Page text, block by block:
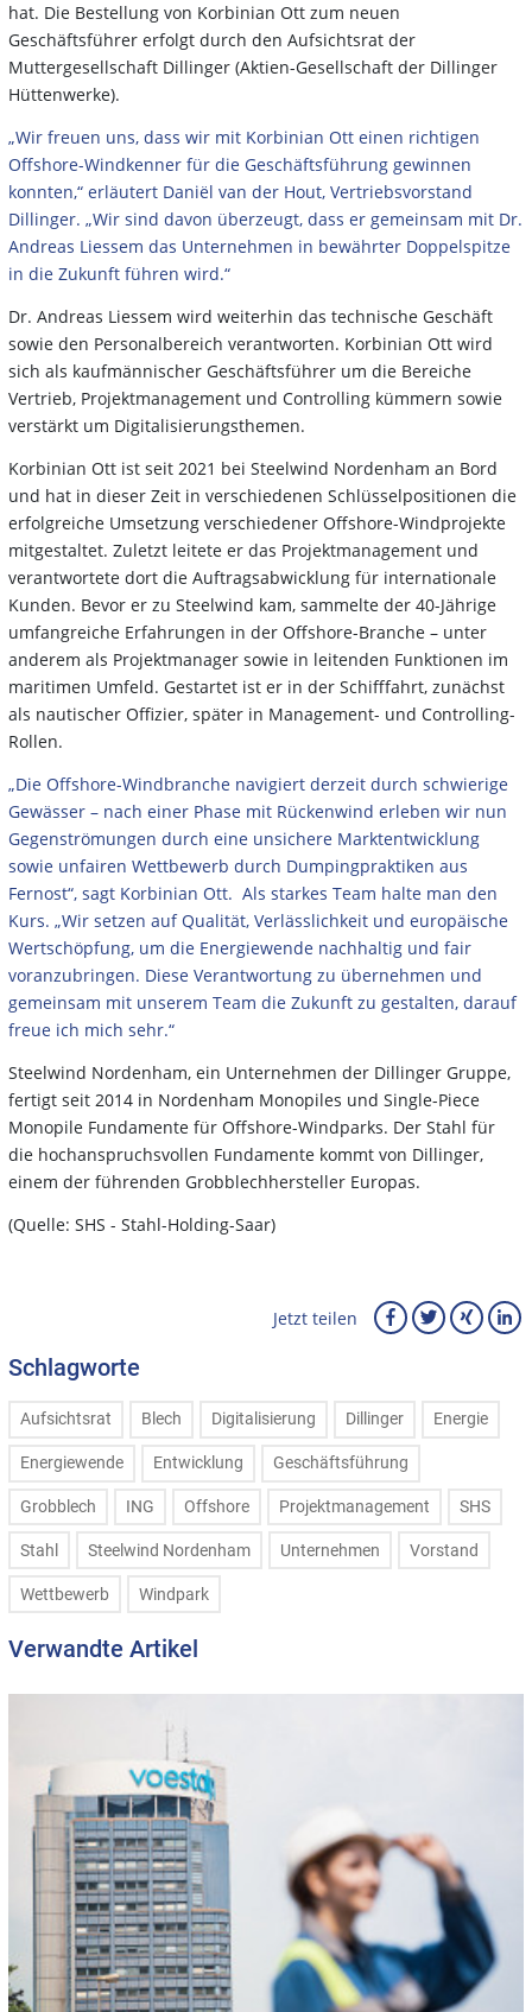
hat. Die Bestellung von Korbinian Ott zum neuen
Geschäftsführer erfolgt durch den Aufsichtsrat der
Muttergesellschaft Dillinger (Aktien-Gesellschaft der Dillinger
Hüttenwerke).
„Wir freuen uns, dass wir mit Korbinian Ott einen richtigen
Offshore-Windkenner für die Geschäftsführung gewinnen
konnten,“ erläutert Daniël van der Hout, Vertriebsvorstand
Dillinger. „Wir sind davon überzeugt, dass er gemeinsam mit Dr.
Andreas Liessem das Unternehmen in bewährter Doppelspitze
in die Zukunft führen wird.“
Dr. Andreas Liessem wird weiterhin das technische Geschäft
sowie den Personalbereich verantworten. Korbinian Ott wird
sich als kaufmännischer Geschäftsführer um die Bereiche
Vertrieb, Projektmanagement und Controlling kümmern sowie
verstärkt um Digitalisierungsthemen.
Korbinian Ott ist seit 2021 bei Steelwind Nordenham an Bord
und hat in dieser Zeit in verschiedenen Schlüsselpositionen die
erfolgreiche Umsetzung verschiedener Offshore-Windprojekte
mitgestaltet. Zuletzt leitete er das Projektmanagement und
verantwortete dort die Auftragsabwicklung für internationale
Kunden. Bevor er zu Steelwind kam, sammelte der 40-Jährige
umfangreiche Erfahrungen in der Offshore-Branche – unter
anderem als Projektmanager sowie in leitenden Funktionen im
maritimen Umfeld. Gestartet ist er in der Schifffahrt, zunächst
als nautischer Offizier, später in Management- und Controlling-
Rollen.
„Die Offshore-Windbranche navigiert derzeit durch schwierige
Gewässer – nach einer Phase mit Rückenwind erleben wir nun
Gegenströmungen durch eine unsichere Marktentwicklung
sowie unfairen Wettbewerb durch Dumpingpraktiken aus
Fernost“, sagt Korbinian Ott. Als starkes Team halte man den
Kurs. „Wir setzen auf Qualität, Verlässlichkeit und europäische
Wertschöpfung, um die Energiewende nachhaltig und fair
voranzubringen. Diese Verantwortung zu übernehmen und
gemeinsam mit unserem Team die Zukunft zu gestalten, darauf
freue ich mich sehr.“
Steelwind Nordenham, ein Unternehmen der Dillinger Gruppe,
fertigt seit 2014 in Nordenham Monopiles und Single-Piece
Monopile Fundamente für Offshore-Windparks. Der Stahl für
die hochanspruchsvollen Fundamente kommt von Dillinger,
einem der führenden Grobblechhersteller Europas.
(Quelle: SHS - Stahl-Holding-Saar)
Jetzt teilen
Schlagworte
Aufsichtsrat Blech Digitalisierung Dillinger Energie
Energiewende Entwicklung Geschäftsführung
Grobblech ING Offshore Projektmanagement SHS
Stahl Steelwind Nordenham Unternehmen Vorstand
Wettbewerb Windpark
Verwandte Artikel